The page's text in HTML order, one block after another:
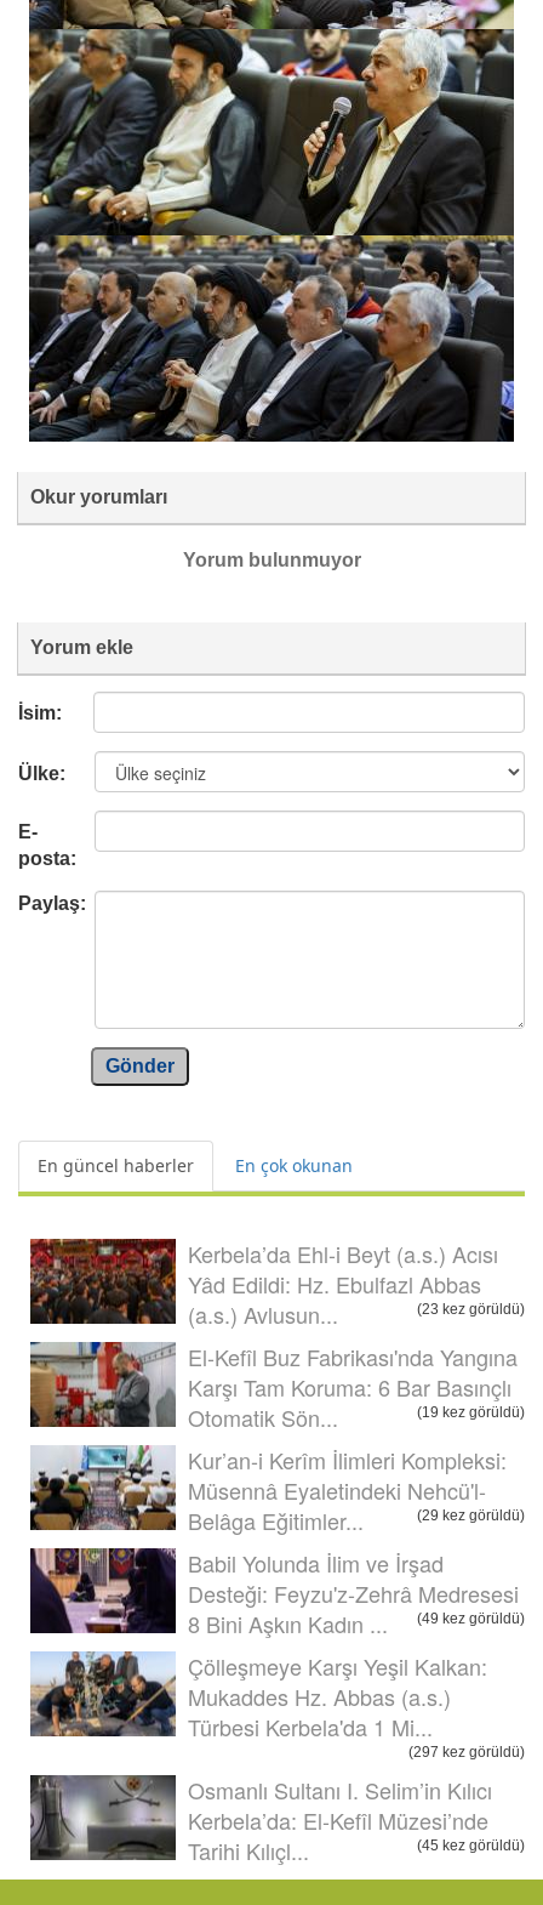
Okur yorumları
Yorum bulunmuyor
Yorum ekle
İsim:
Ülke:
E-
posta:
Paylaş:
Gönder
En güncel haberler En çok okunan
Kerbela’da Ehl-i Beyt (a.s.) Acısı
Yâd Edildi: Hz. Ebulfazl Abbas
(a.s.) Avlusun...
(23 kez görüldü)
El-Kefîl Buz Fabrikası'nda Yangına
Karşı Tam Koruma: 6 Bar Basınçlı
Otomatik Sön...
(19 kez görüldü)
Kur’an-i Kerîm İlimleri Kompleksi:
Müsennâ Eyaletindeki Nehcü'l-
Belâga Eğitimler...
(29 kez görüldü)
Babil Yolunda İlim ve İrşad
Desteği: Feyzu'z-Zehrâ Medresesi
8 Bini Aşkın Kadın ...
(49 kez görüldü)
Çölleşmeye Karşı Yeşil Kalkan:
Mukaddes Hz. Abbas (a.s.)
Türbesi Kerbela'da 1 Mi...
(297 kez görüldü)
Osmanlı Sultanı I. Selim’in Kılıcı
Kerbela’da: El-Kefîl Müzesi’nde
Tarihi Kılıçl...
(45 kez görüldü)